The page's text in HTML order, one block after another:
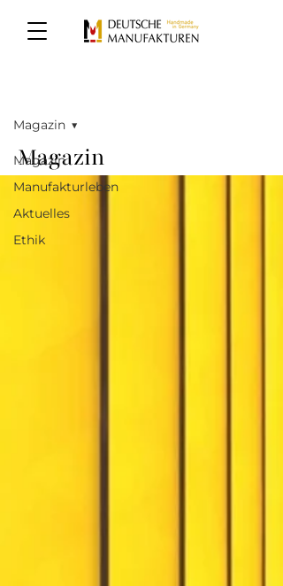
Magazin
Manufakturleben
Aktuelles
Ethik
Magazin
Magazin